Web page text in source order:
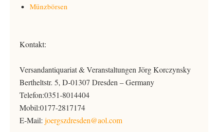
Münzbörsen
Kontakt:
Versandantiquariat & Veranstaltungen Jörg Korczynsky
Bertheltstr. 5, D-01307 Dresden – Germany
Telefon:0351-8014404
Mobil:0177-2817174
E-Mail: joergszdresden@aol.com